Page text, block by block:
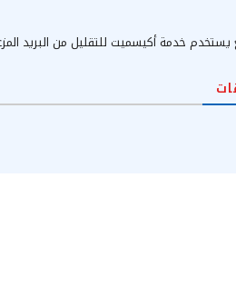
يستخدم خدمة أكيسميت للتقليل من البريد